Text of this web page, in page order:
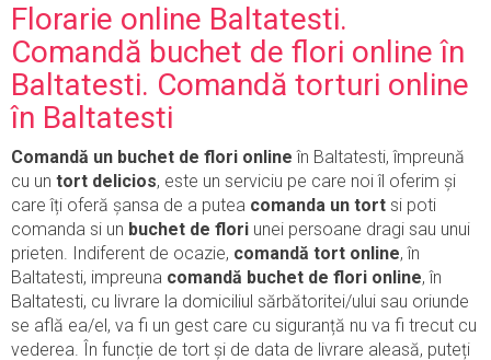
Florarie online Baltatesti.
Comandă buchet de flori online în
Baltatesti. Comandă torturi online
în Baltatesti
Comandă un buchet de flori online în Baltatesti, împreună
cu un tort delicios, este un serviciu pe care noi îl oferim și
care îți oferă șansa de a putea comanda un tort si poti
comanda si un buchet de flori unei persoane dragi sau unui
prieten. Indiferent de ocazie, comandă tort online, în
Baltatesti, impreuna comandă buchet de flori online, în
Baltatesti, cu livrare la domiciliul sărbătoritei/ului sau oriunde
se află ea/el, va fi un gest care cu siguranță nu va fi trecut cu
vederea. În funcție de tort și de data de livrare aleasă, puteți